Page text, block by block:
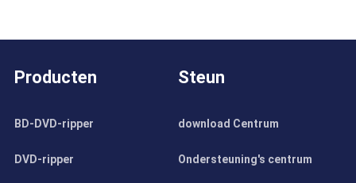
Producten
BD-DVD-ripper
DVD-ripper
Steun
download Centrum
Ondersteuning's centrum